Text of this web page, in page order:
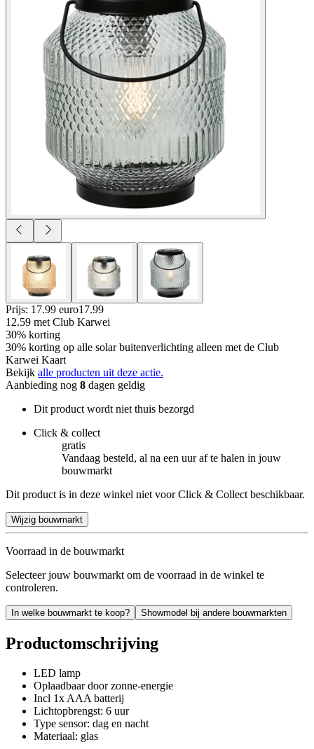
Prijs: 17.99 euro17.99
12.59 met Club Karwei
30% korting
30% korting op alle solar buitenverlichting alleen met de Club
Karwei Kaart
Bekijk alle producten uit deze actie.
Aanbieding nog 8 dagen geldig
Dit product wordt niet thuis bezorgd
Click & collect
gratis
Vandaag besteld, al na een uur af te halen in jouw
bouwmarkt
Dit product is in deze winkel niet voor Click & Collect beschikbaar.
Wijzig bouwmarkt
Voorraad in de bouwmarkt
Selecteer jouw bouwmarkt om de voorraad in de winkel te
controleren.
In welke bouwmarkt te koop? Showmodel bij andere bouwmarkten
Productomschrijving
LED lamp
Oplaadbaar door zonne-energie
Incl 1x AAA batterij
Lichtopbrengst: 6 uur
Type sensor: dag en nacht
Materiaal: glas